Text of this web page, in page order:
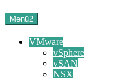
Menü2
VMware
vSphere
vSAN
NSX